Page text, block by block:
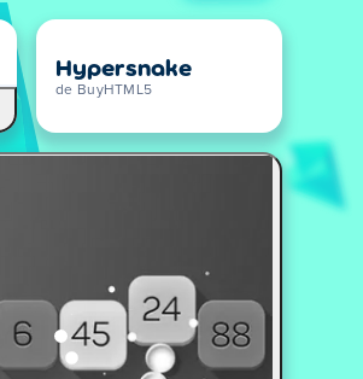
Hypersnake
de BuyHTML5